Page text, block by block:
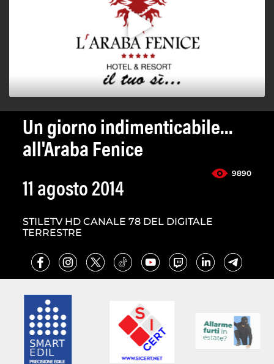
Un giorno indimenticabile...
all'Araba Fenice
9890
11 agosto 2014
STILETV HD CANALE 78 DEL DIGITALE
TERRESTRE